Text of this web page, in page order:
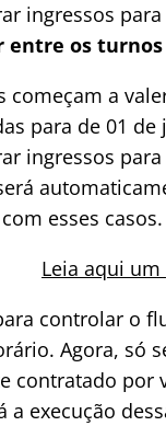
ingressos
os turnos
começam a
para de 01
ingressos
esses casos.
Leia aqui
controlar o
Agora, só
contratado por
a execução